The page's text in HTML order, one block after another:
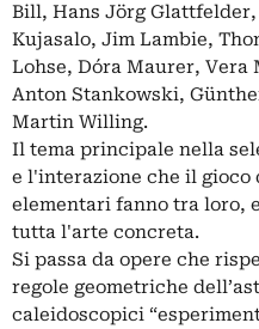
Bill, Hans Jörg
Kujasalo, Jim Lambie,
Lohse, Dóra Maurer,
Anton Stankowski,
Martin Willing.
Il tema principale nella
e l'interazione che il gioco
elementari fanno tra loro,
tutta l'arte concreta.
Si passa da opere che
regole geometriche
caleidoscopici